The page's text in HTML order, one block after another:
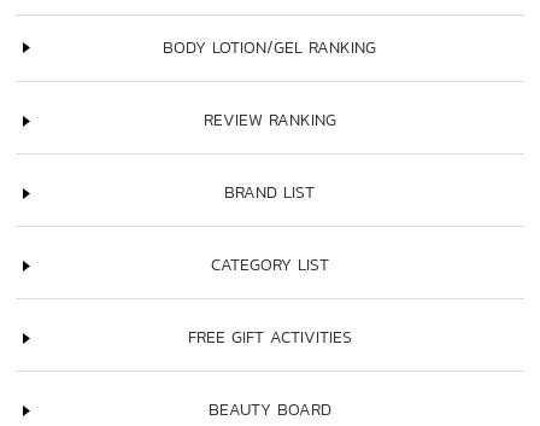
BODY LOTION/GEL RANKING
REVIEW RANKING
BRAND LIST
CATEGORY LIST
FREE GIFT ACTIVITIES
BEAUTY BOARD